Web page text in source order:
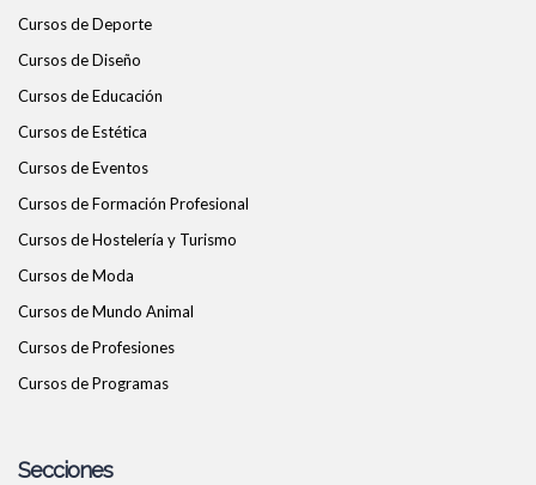
Cursos de Deporte
Cursos de Diseño
Cursos de Educación
Cursos de Estética
Cursos de Eventos
Cursos de Formación Profesional
Cursos de Hostelería y Turismo
Cursos de Moda
Cursos de Mundo Animal
Cursos de Profesiones
Cursos de Programas
Secciones